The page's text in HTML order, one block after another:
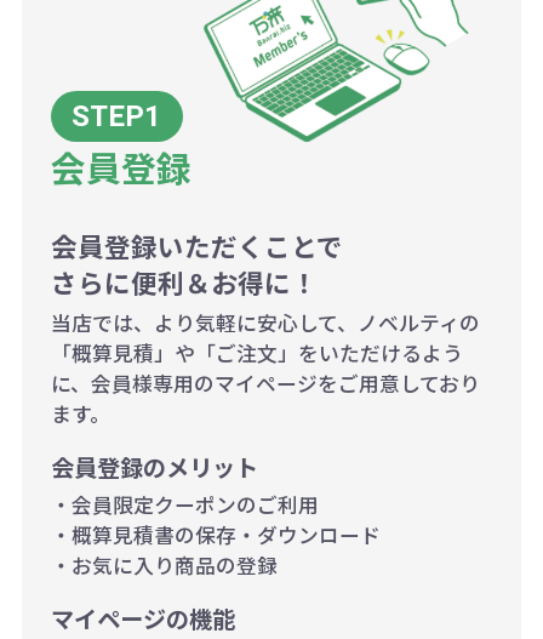
代の基本料金を一式頂戴する場合が
ございます。
ボリュームディスカウントの計算は
商品や印刷方法によって異なります
ので、予めご了承ください。
例：200個未満（1式：18,000円）
200個~499個の場合：42円（1個
当たり）
500個~999個の場合：35円（1個
1,000個以上：28円（1個当た
り）
会員登録
会員登録いただくことで
さらに便利＆お得に！
当店では、より気軽に安心して、ノベルティの
「概算見積」や「ご注文」をいただけるよう
に、会員様専用のマイページをご用意しており
ます。
会員登録のメリット
・会員限定クーポンのご利用
・概算見積書の保存・ダウンロード
・お気に入り商品の登録
マイページの機能